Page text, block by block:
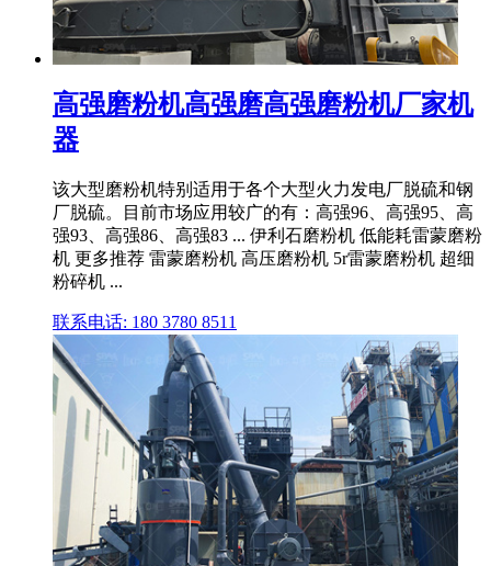
高强磨粉机高强磨高强磨粉机厂家机
器
该大型磨粉机特别适用于各个大型火力发电厂脱硫和钢
厂脱硫。目前市场应用较广的有：高强96、高强95、高
强93、高强86、高强83 ... 伊利石磨粉机 低能耗雷蒙磨粉
机 更多推荐 雷蒙磨粉机 高压磨粉机 5r雷蒙磨粉机 超细
粉碎机 ...
联系电话: 180 3780 8511